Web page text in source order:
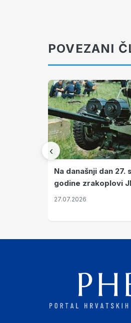
POVEZANI
‹
Na današnji dan 27.
godine zrakoplovi
su vojarnu i obučni
27.07.2026